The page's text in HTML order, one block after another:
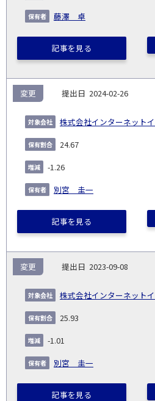
藤澤 卓
記事を見る
2024-02-26
株式会社インターネット
変更
24.67
-1.26
別宮 圭一
記事を見る
2023-09-08
株式会社インターネット
変更
25.93
-1.01
別宮 圭一
記事を見る